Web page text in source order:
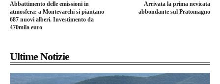
Abbattimento delle emissioni in
atmosfera: a Montevarchi si piantano
687 nuovi alberi. Investimento da
470mila euro
Arrivata la prima nevicata
abbondante sul Pratomagno
Ultime Notizie